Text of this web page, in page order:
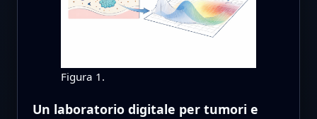
Figura 1.
Un laboratorio digitale per tumori e